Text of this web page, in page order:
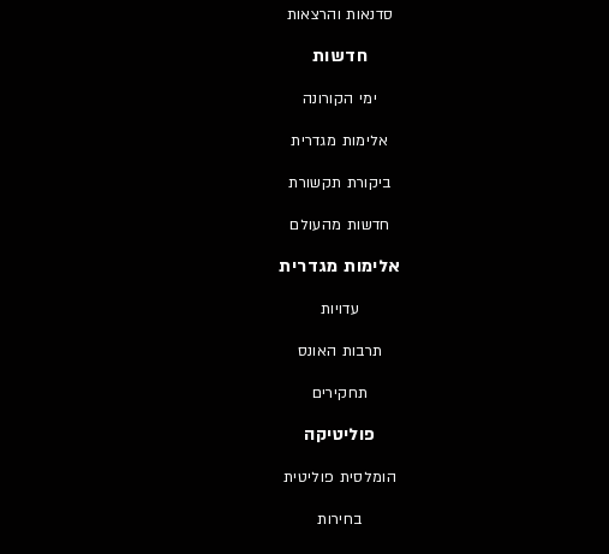
סדנאות והרצאות
חדשות
ימי הקורונה
אלימות מגדרית
ביקורת תקשורת
חדשות מהעולם
אלימות מגדרית
עדויות
תרבות האונס
תחקירים
פוליטיקה
הומלסית פוליטית
בחירות